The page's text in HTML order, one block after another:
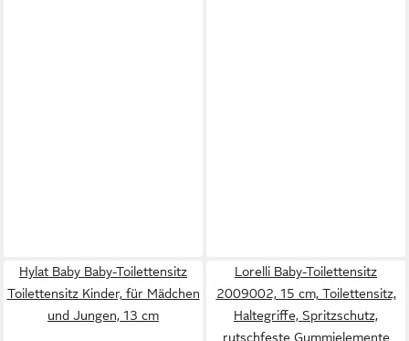
Hylat Baby Baby-Toilettensitz
Toilettensitz Kinder, für Mädchen
und Jungen, 13 cm
Lorelli Baby-Toilettensitz
2009002, 15 cm, Toilettensitz,
Haltegriffe, Spritzschutz,
rutschfeste Gummielemente